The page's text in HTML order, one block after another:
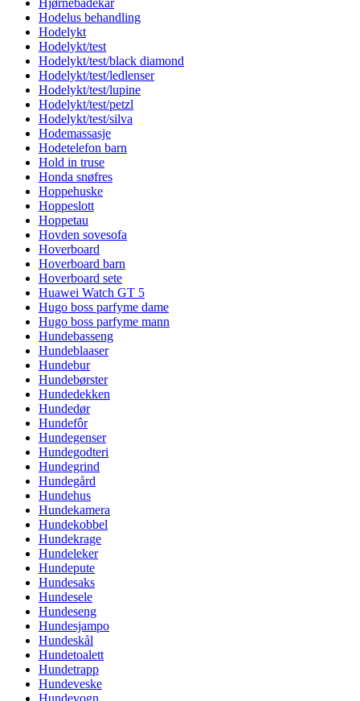
Hjørnebadekar
Hodelus behandling
Hodelykt
Hodelykt/test
Hodelykt/test/black diamond
Hodelykt/test/ledlenser
Hodelykt/test/lupine
Hodelykt/test/petzl
Hodelykt/test/silva
Hodemassasje
Hodetelefon barn
Hold in truse
Honda snøfres
Hoppehuske
Hoppeslott
Hoppetau
Hovden sovesofa
Hoverboard
Hoverboard barn
Hoverboard sete
Huawei Watch GT 5
Hugo boss parfyme dame
Hugo boss parfyme mann
Hundebasseng
Hundeblaaser
Hundebur
Hundebørster
Hundedekken
Hundedør
Hundefôr
Hundegenser
Hundegodteri
Hundegrind
Hundegård
Hundehus
Hundekamera
Hundekobbel
Hundekrage
Hundeleker
Hundepute
Hundesaks
Hundesele
Hundeseng
Hundesjampo
Hundeskål
Hundetoalett
Hundetrapp
Hundeveske
Hundevogn